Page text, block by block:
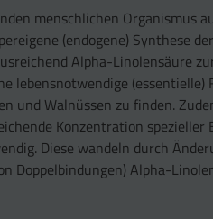
menschlichen Organismus
(endogene) Synthese
Alpha-Linolensäure
lebensnotwendige (essentielle)
und Walnüssen zu finden.
Konzentration spezieller
Diese wandeln durch
Doppelbindungen) Alpha-